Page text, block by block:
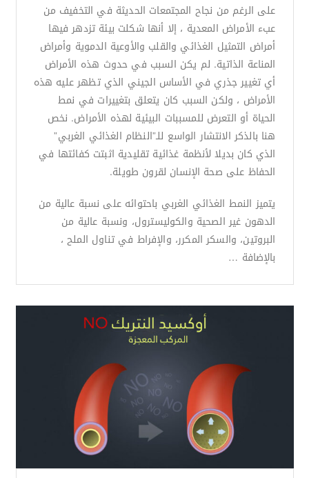
على الرغم من نجاح المجتمعات الحديثة في التخفيف من
عبء الأمراض المعدية ، إلا أنها شكلت بيئة تزدهر فيها
أمراض التمثيل الغذائي والقلب والأوعية الدموية وأمراض
المناعة الذاتية. لم يكن السبب في حدوث هذه الأمراض
أي تغيير جذري في الأساس الجيني الذي تظهر عليه هذه
الأمراض ، ولكن السبب كان يتعلق بتغييرات في نمط
الحياة أو التعرض للمسببات البيئية لهذه الأمراض. نخص
هنا بالذكر الانتشار الواسع للـ”النظام الغذائي الغربي”
الذي كان بديلا لأنظمة غذائية تقليدية اثبتت كفائتها في
الحفاظ على صحة الإنسان لقرون طويلة.
يتميز النمط الغذائي الغربي باحتوائه على نسبة عالية من
الدهون غير الصحية والكوليسترول، ونسبة عالية من
البروتين، والسكر المكرر، والإفراط في تناول الملح ،
بالإضافة …